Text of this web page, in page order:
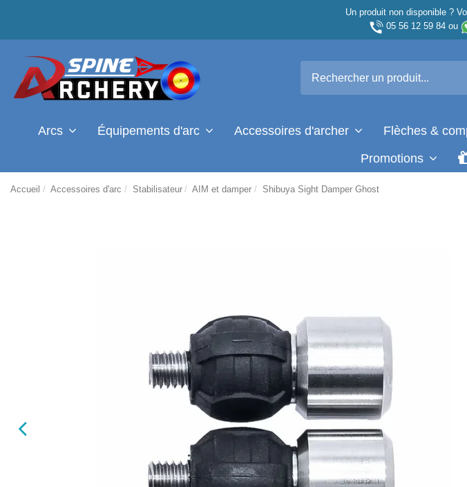
Un produit non disponible ?
05 56 12 59 84ou
Arcs Équipements d'arc Accessoires d'archer Flèches &
Promotions
Accueil Accessoires d'arc Stabilisateur AIM et damper Shibuya Sight Damper Ghost